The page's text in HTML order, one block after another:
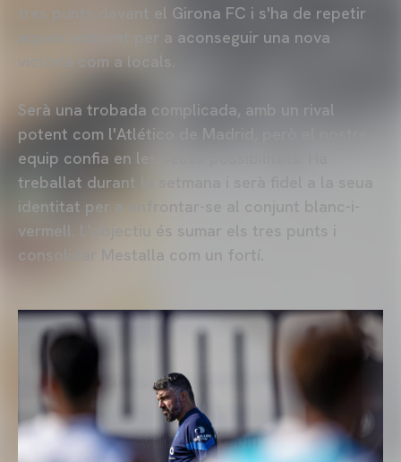
tres punts davant el Girona FC i s'ha de repetir
aqueix ambient per a aconseguir una nova
victòria com a locals.
Serà una trobada complicada, amb un rival
potent com l'Atlético de Madrid, però el nostre
equip confia en les seues possibilitats. Ha
treballat durant la setmana i serà fidel a la seua
identitat per a enfrontar-se al conjunt blanc-i-
vermell. L'objectiu és sumar els tres punts i
consolidar Mestalla com un fortí.